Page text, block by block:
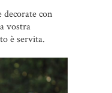
con
vostra
è servita.